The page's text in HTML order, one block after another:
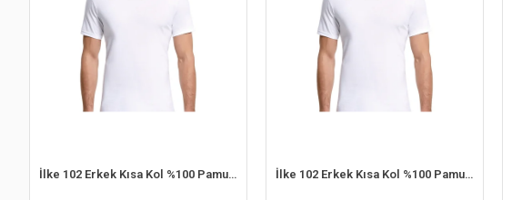
İlke 102 Erkek Kısa Kol %100 Pamuk Atlet İlke 102 Erkek Kısa Kol %100 Pamuk Atlet XL